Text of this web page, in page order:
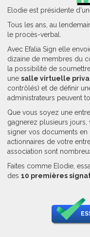
Elodie est présidente
Tous les ans, au
le procès-verbal.
Avec Efalia Sign elle
dizaine de membres du
la possibilité de
une salle virtuelle
contrôlés) et de définir
administrateurs peuvent
Que vous soyez une
gagnerez plusieurs jours,
signer vos documents en
actionnaires de votre
association sont
Faites comme Elodie,
des 10 premières